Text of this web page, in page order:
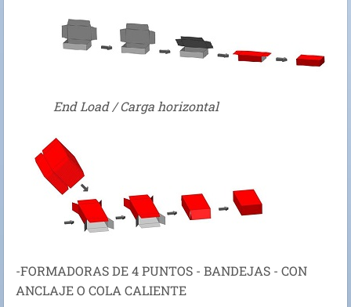
End Load / Carga horizontal
-FORMADORAS DE 4 PUNTOS - BANDEJAS - CON
ANCLAJE O COLA CALIENTE